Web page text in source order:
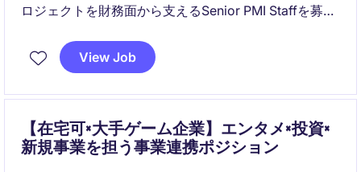
ロジェクトを財務面から支えるSenior PMI Staffを募集
経営層と連携し、組織変革やガバナンス構築に携わる
ことができる希少なポジションです。
View Job
【在宅可×大手ゲーム企業】エンタメ×投資×
新規事業を担う事業連携ポジション